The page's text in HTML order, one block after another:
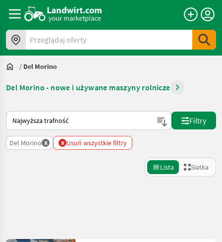
Przeglądaj oferty
/ Del Morino
Del Morino - nowe i używane maszyny rolnicze
Tak sortuje się na Landwirt.com
Filtry
Del Morino x x Usuń wszystkie filtry
Lista Siatka